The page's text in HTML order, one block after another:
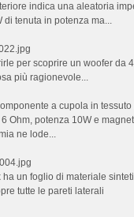
indica una aleatoria
di tenuta in potenza ma...
per scoprire un woofer da
più ragionevole...
a cupola in
Ohm, potenza 10W e
ne lode...
ha un foglio di materiale
tutte le pareti laterali